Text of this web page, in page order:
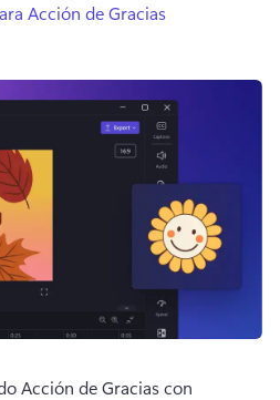
Acción de Gracias
Acción de Gracias con